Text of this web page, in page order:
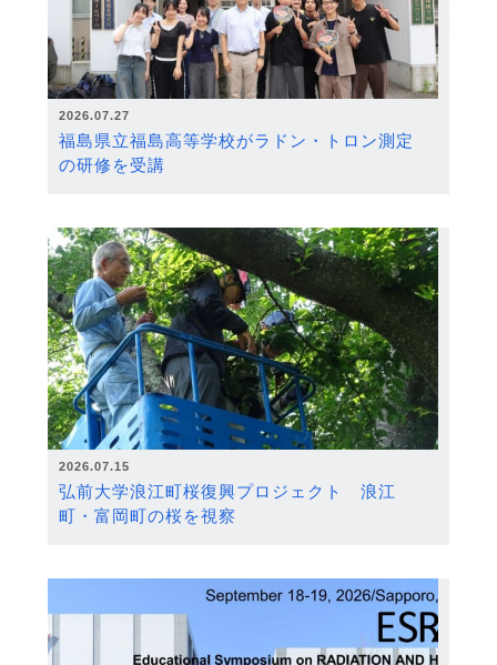
2026.07.27
福島県立福島高等学校がラドン・トロン測定
の研修を受講
2026.07.15
弘前大学浪江町桜復興プロジェクト 浪江
町・富岡町の桜を視察